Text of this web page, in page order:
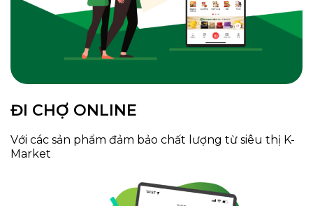
ĐI CHỢ ONLINE
Với các sản phẩm đảm bảo chất lượng từ siêu thị K-
Market